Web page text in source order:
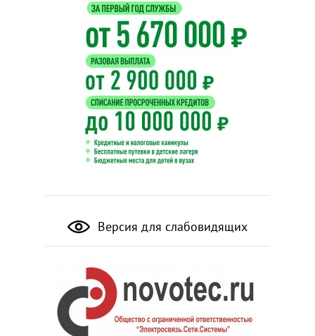
Версия для слабовидящих